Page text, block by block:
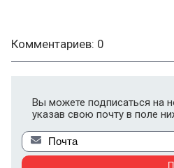
Комментариев: 0
Вы можете подписаться на
указав свою почту в поле